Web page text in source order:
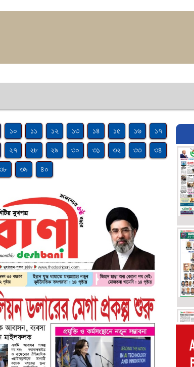
১০ ১১ ১২ ১৩ ১৪ ১৫ ১৬ ১৭
২৭ ২৮ ২৯ ৩০ ৩১ ৩২ ৩৩ ৩৪
৩৯ ৪০